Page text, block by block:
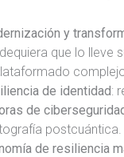
y
que lo lleve
de identidad:
de
postcuántica.
de resiliencia